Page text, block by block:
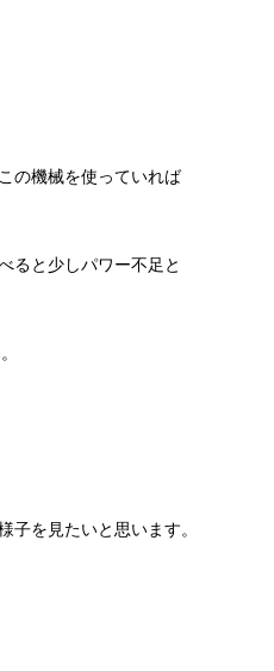
の機械を使っていれば
ると少しパワー不足と
子を見たいと思います。